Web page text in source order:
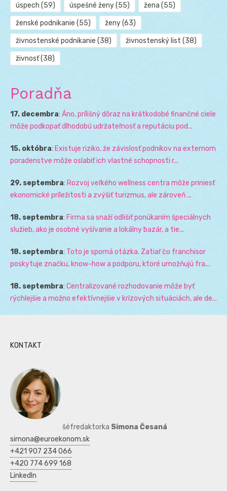
úspech (59) úspešné ženy(55) žena (55)
ženské podnikanie (55) ženy(63)
živnostenské podnikanie (38) živnostenský list (38)
živnosť(38)
Poradňa
17. decembra: Áno, prílišný dôraz na krátkodobé finančné ciele
môže podkopať dlhodobú udržateľnosť a reputáciu pod...
15. októbra: Existuje riziko, že závislosť podnikov na externom
poradenstve môže oslabiť ich vlastné schopnosti r...
29. septembra: Rozvoj veľkého wellness centra môže priniesť
ekonomické príležitosti a zvýšiť turizmus, ale zároveň ...
18. septembra: Firma sa snaží odlišiť ponúkaním špeciálnych
služieb, ako je osobné vyšívanie a lokálny bazár, a tie...
18. septembra: Toto je sporná otázka. Zatiaľ čo franchisor
poskytuje značku, know-how a podporu, ktoré umožňujú fra...
18. septembra: Centralizované rozhodovanie môže byť
rýchlejšie a možno efektívnejšie v krízových situáciách, ale de...
KONTAKT
šéfredaktorka Simona Česaná
simona@euroekonom.sk
+421 907 234 066
+420 774 699 168
LinkedIn